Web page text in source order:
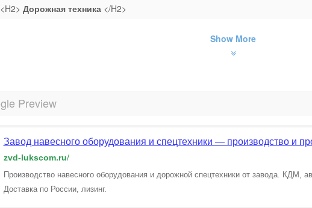
<H2> Дорожная техника</H2>
Show More
Preview
Завод навесного оборудования и спецтехники — производство и
zvd-lukscom.ru/
Производство навесного оборудования и дорожной спецтехники от завода. КДМ,
Доставка по России, лизинг.